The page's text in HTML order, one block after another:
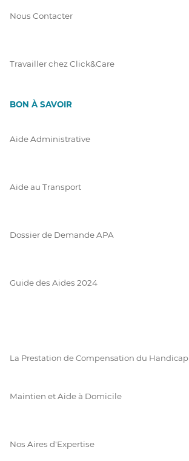
Nous Contacter
Travailler chez Click&Care
BON À SAVOIR
Aide Administrative
Aide au Transport
Dossier de Demande APA
Guide des Aides 2024
La Prestation de Compensation du Handicap
Maintien et Aide à Domicile
Nos Aires d'Expertise